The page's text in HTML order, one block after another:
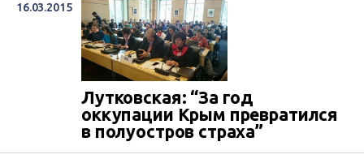
16.03.2015
Лутковская: “За год
оккупации Крым превратился
в полуостров страха”